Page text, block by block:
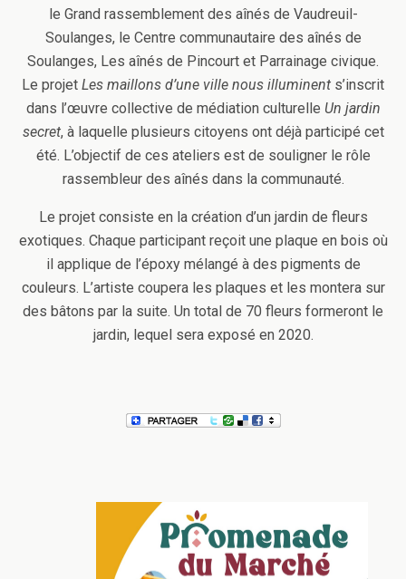
le Grand rassemblement des aînés de Vaudreuil-
Soulanges, le Centre communautaire des aînés de
Soulanges, Les aînés de Pincourt et Parrainage civique.
Le projet Les maillons d’une ville nous illuminent s’inscrit
dans l’œuvre collective de médiation culturelle Un jardin
secret, à laquelle plusieurs citoyens ont déjà participé cet
été. L’objectif de ces ateliers est de souligner le rôle
rassembleur des aînés dans la communauté.
Le projet consiste en la création d’un jardin de fleurs
exotiques. Chaque participant reçoit une plaque en bois où
il applique de l’époxy mélangé à des pigments de
couleurs. L’artiste coupera les plaques et les montera sur
des bâtons par la suite. Un total de 70 fleurs formeront le
jardin, lequel sera exposé en 2020.